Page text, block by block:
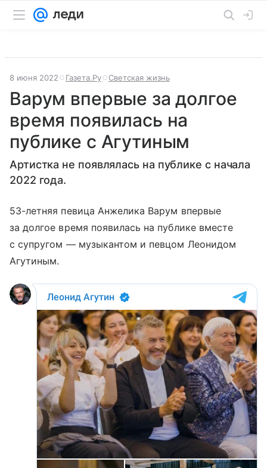
8 июня 2022 Газета.Ру Светская жизнь
Варум впервые за долгое
время появилась на
публике с Агутиным
Артистка не появлялась на публике с начала
2022 года.
53-летняя певица Анжелика Варум впервые
за долгое время появилась на публике вместе
с супругом — музыкантом и певцом Леонидом
Агутиным.